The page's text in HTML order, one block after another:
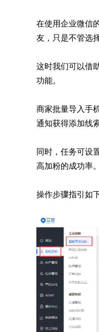
在使用企业微信
友，只是不管选
这时我们可以借
功能。
商家批量导入手
通知获得添加线
同时，任务可设
高加粉的成功率。
操作步骤指引如